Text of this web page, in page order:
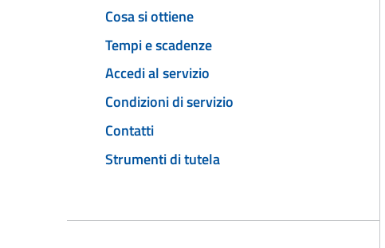
Cosa si ottiene
Tempi e scadenze
Accedi al servizio
Condizioni di servizio
Contatti
Strumenti di tutela